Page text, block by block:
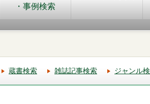
・事例検索
蔵書検索 雑誌記事検索 ジャンル